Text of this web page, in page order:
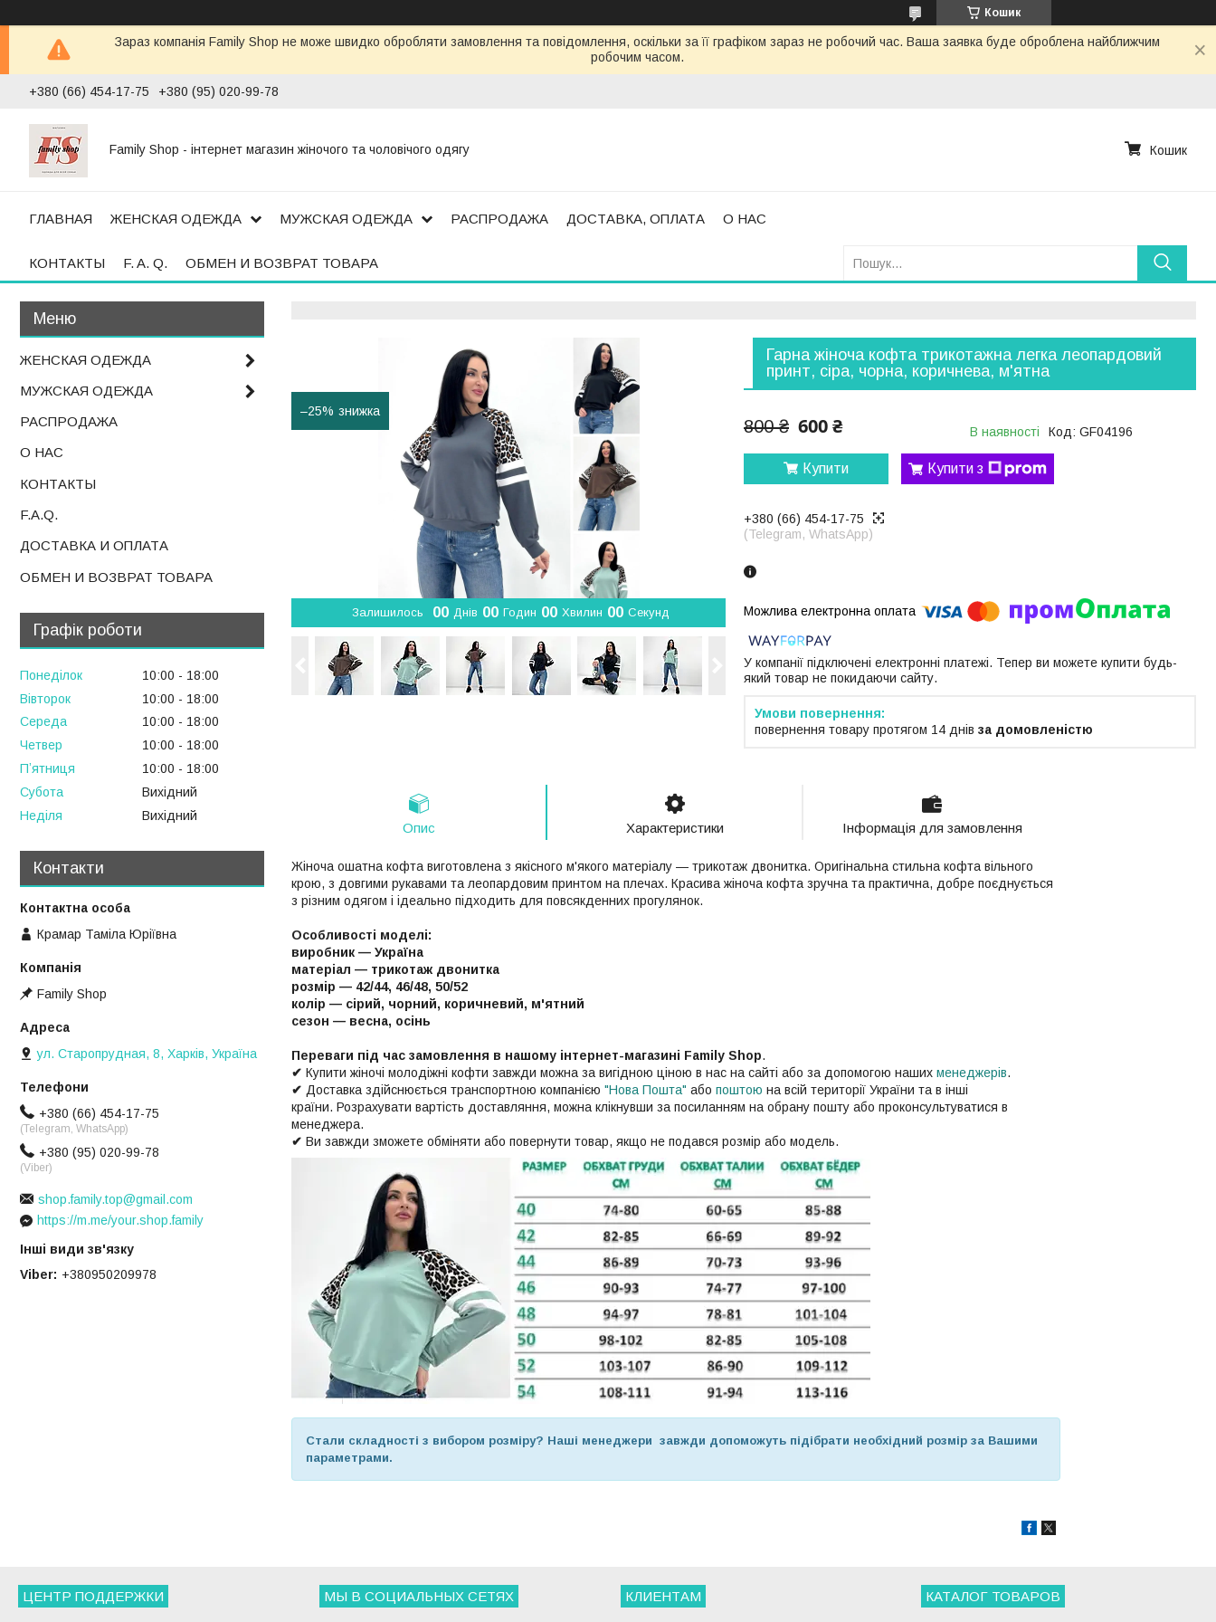
Кошик
Зараз компанія Family Shop не може швидко обробляти замовлення та повідомлення, оскільки за її графіком зараз не робочий час. Ваша заявка буде оброблена найближчим
робочим часом.
+380 (66) 454-17-75 +380 (95) 020-99-78
Family Shop - інтернет магазин жіночого та чоловічого одягу Кошик
ГЛАВНАЯ ЖЕНСКАЯ ОДЕЖДА МУЖСКАЯ ОДЕЖДА РАСПРОДАЖА ДОСТАВКА, ОПЛАТА О НАС
КОНТАКТЫ F. A. Q. ОБМЕН И ВОЗВРАТ ТОВАРА
–25%
Залишилось 00 Днів 00 Годин 00 Хвилин 00 Секунд
Гарна жіноча кофта трикотажна легка леопардовий
принт, сіра, чорна, коричнева, м'ятна
800 ₴ 600 ₴ В наявності Код: GF04196
Купити Купити з
+380 (66) 454-17-75
(Telegram, WhatsApp)
У компанії підключені електронні платежі. Тепер ви можете купити будь-
який товар не покидаючи сайту.
повернення товару протягом 14 днів за домовленістю
Опис Характеристики Інформація для замовлення
Жіноча ошатна кофта виготовлена з якісного м'якого матеріалу — трикотаж двонитка. Оригінальна стильна кофта вільного
крою, з довгими рукавами та леопардовим принтом на плечах. Красива жіноча кофта зручна та практична, добре поєднується
з різним одягом і ідеально підходить для повсякденних прогулянок.
Особливості моделі:
виробник — Україна
матеріал — трикотаж двонитка
розмір — 42/44, 46/48, 50/52
колір — сірий, чорний, коричневий, м'ятний
сезон — весна, осінь
Переваги під час замовлення в нашому інтернет-магазині Family Shop.
✔ Купити жіночі молодіжні кофти завжди можна за вигідною ціною в нас на сайті або за допомогою наших менеджерів.
✔ Доставка здійснюється транспортною компанією "Нова Пошта" або поштою на всій території України та в інші
країни. Розрахувати вартість доставляння, можна клікнувши за посиланням на обрану пошту або проконсультуватися в
менеджера.
✔ Ви завжди зможете обміняти або повернути товар, якщо не подався розмір або модель.
Стали складності з вибором розміру? Наші менеджери завжди допоможуть підібрати необхідний розмір за Вашими
параметрами.
ЖЕНСКАЯ ОДЕЖДА
МУЖСКАЯ ОДЕЖДА
РАСПРОДАЖА
О НАС
КОНТАКТЫ
F.A.Q.
ДОСТАВКА И ОПЛАТА
ОБМЕН И ВОЗВРАТ ТОВАРА
Графік роботи
Понеділок 10:00
18:00
Вівторок
10:00
18:00
Середа
10:00
18:00
Четвер
10:00
18:00
Пʼятниця
10:00
18:00
Субота
Вихідний
Неділя
Вихідний
Контакти
Крамар Таміла Юріївна
Family Shop
ул. Старопрудная, 8, Харків, Україна
+380 (66) 454-17-75
(Telegram, WhatsApp)
+380 (95) 020-99-78
(Viber)
shop.family.top@gmail.com
https://m.me/your.shop.family
Інші види зв'язку
Viber
+380950209978
ЦЕНТР ПОДДЕРЖКИ МЫ В СОЦИАЛЬНЫХ СЕТЯХ КЛИЕНТАМ КАТАЛОГ ТОВАРОВ